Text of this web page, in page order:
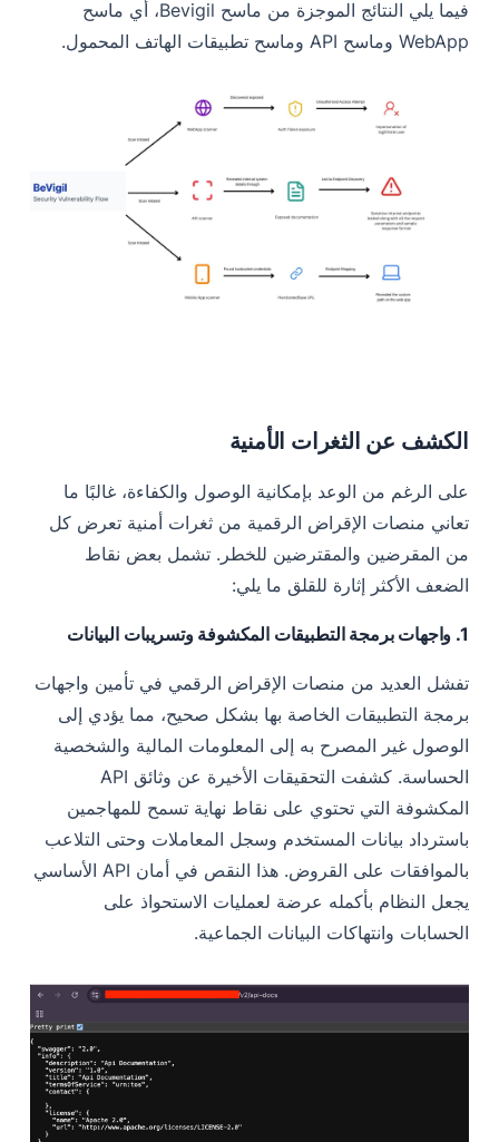
فيما يلي النتائج الموجزة من ماسح Bevigil، أي ماسح
WebApp وماسح API وماسح تطبيقات الهاتف المحمول.
الكشف عن الثغرات الأمنية
على الرغم من الوعد بإمكانية الوصول والكفاءة، غالبًا ما
تعاني منصات الإقراض الرقمية من ثغرات أمنية تعرض كل
من المقرضين والمقترضين للخطر. تشمل بعض نقاط
الضعف الأكثر إثارة للقلق ما يلي:
1. واجهات برمجة التطبيقات المكشوفة وتسريبات البيانات
تفشل العديد من منصات الإقراض الرقمي في تأمين واجهات
برمجة التطبيقات الخاصة بها بشكل صحيح، مما يؤدي إلى
الوصول غير المصرح به إلى المعلومات المالية والشخصية
الحساسة. كشفت التحقيقات الأخيرة عن وثائق API
المكشوفة التي تحتوي على نقاط نهاية تسمح للمهاجمين
باسترداد بيانات المستخدم وسجل المعاملات وحتى التلاعب
بالموافقات على القروض. هذا النقص في أمان API الأساسي
يجعل النظام بأكمله عرضة لعمليات الاستحواذ على
الحسابات وانتهاكات البيانات الجماعية.